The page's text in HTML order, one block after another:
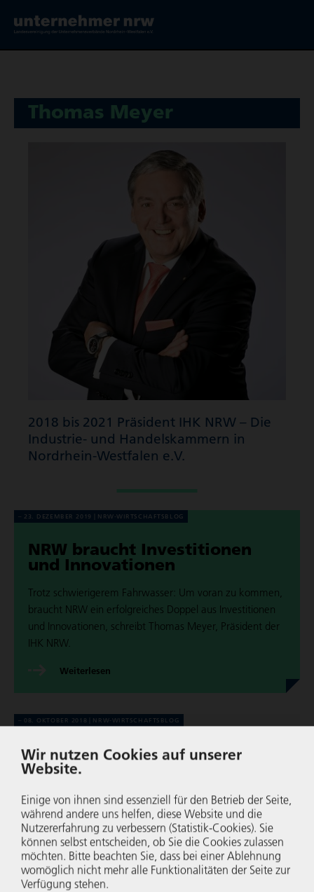
Thomas Meyer
2018 bis 2021 Präsident IHK NRW – Die
Industrie- und Handelskammern in
Nordrhein-Westfalen e.V.
23. DEZEMBER 2019 NRW-WIRT­SCHAFTS­BLOG
NRW braucht Inves­ti­tionen
und Inno­va­tionen
Trotz schwie­ri­ge­rem Fahr­was­ser: Um voran zu kommen,
braucht NRW ein erfolg­rei­ches Doppel aus Inves­ti­tio­nen
und Inno­va­tio­nen, schreibt Thomas Meyer, Präsident der
IHK NRW.
Wei­ter­le­sen
08. OKTOBER 2018 NRW-WIRT­SCHAFTS­BLOG
Was wir tun müssen, damit
NRW wieder Spitze wird
Thomas Meyer, Präsident IHK NRW, zeigt die wesent­li­
chen Rah­men­be­din­gun­gen auf, damit NRW wieder Spitze
im natio­na­len und inter­na­tio­na­len Vergleich wird.
Wei­ter­le­sen
Wir nutzen Cookies auf unserer
Website.
Einige von ihnen sind essenziell für den Betrieb der Seite,
während andere uns helfen, diese Website und die
Nutzer­er­fah­rung zu verbessern (Statistik-Cookies). Sie
können selbst entscheiden, ob Sie die Cookies zulassen
möchten. Bitte beachten Sie, dass bei einer Ablehnung
womöglich nicht mehr alle Funk­tio­na­li­täten der Seite zur
Verfügung stehen.